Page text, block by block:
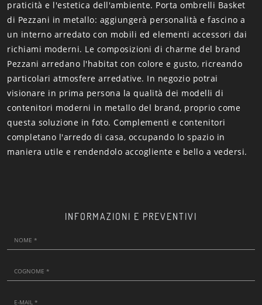
praticità e l'estetica dell'ambiente. Porta ombrelli Basket
di Pezzani in metallo: aggiungerà personalità e fascino a
un interno arredato con mobili ed elementi accessori dai
richiami moderni. Le composizioni di charme del brand
Pezzani arredano l'habitat con colore e gusto, ricreando
particolari atmosfere arredative. In negozio potrai
visionare in prima persona la qualità dei modelli di
contenitori moderni in metallo del brand, proprio come
questa soluzione in foto. Complementi e contenitori
completano l'arredo di casa, occupando lo spazio in
maniera utile e rendendolo accogliente e bello a vedersi.
INFORMAZIONI E PREVENTIVI